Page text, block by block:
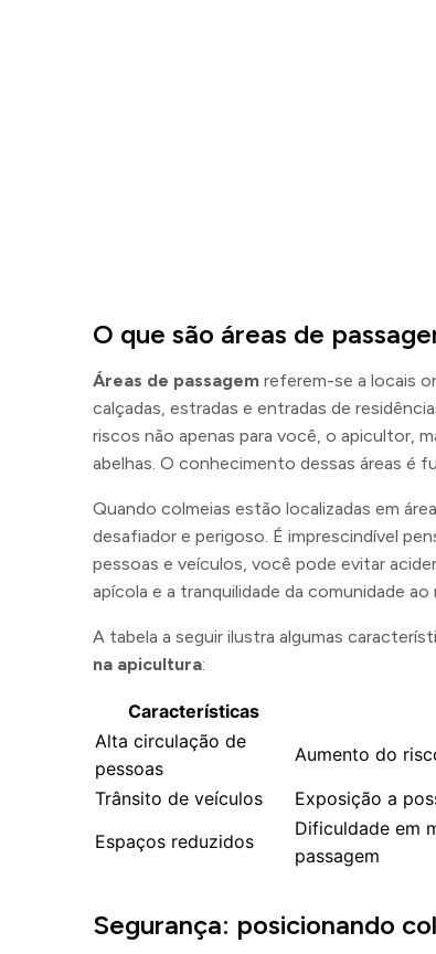
O que são áreas de
Áreas de passagem referem-se a locais
calçadas, estradas e entradas de
riscos não apenas para você, o apicultor,
abelhas. O conhecimento dessas áreas é
Quando colmeias estão localizadas em
desafiador e perigoso. É imprescindível
pessoas e veículos, você pode evitar
apícola e a tranquilidade da comunidade ao
A tabela a seguir ilustra algumas
na apicultura:
Características
Alta circulação de
pessoas
Aumento do
Trânsito de veículos
Exposição a
Espaços reduzidos
Dificuldade em
passagem
Segurança: posicionando